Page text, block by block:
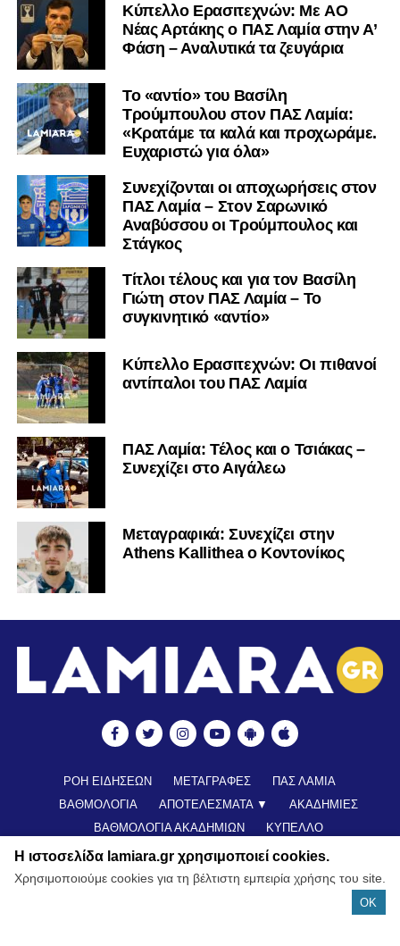
Kύπελλο Ερασιτεχνών: Με AO
Nέας Αρτάκης ο ΠΑΣ Λαμία στην Α’
Φάση – Αναλυτικά τα ζευγάρια
Το «αντίο» του Βασίλη
Τρούμπουλου στον ΠΑΣ Λαμία:
«Κρατάμε τα καλά και προχωράμε.
Ευχαριστώ για όλα»
Συνεχίζονται οι αποχωρήσεις στον
ΠΑΣ Λαμία – Στον Σαρωνικό
Αναβύσσου οι Τρούμπουλος και
Στάγκος
Τίτλοι τέλους και για τον Βασίλη
Γιώτη στον ΠΑΣ Λαμία – Το
συγκινητικό «αντίο»
Κύπελλο Ερασιτεχνών: Οι πιθανοί
αντίπαλοι του ΠΑΣ Λαμία
ΠΑΣ Λαμία: Τέλος και ο Τσιάκας –
Συνεχίζει στο Αιγάλεω
Mεταγραφικά: Συνεχίζει στην
Athens Kallithea ο Κοντονίκος
ΡΟΗ ΕΙΔΗΣΕΩΝ ΜΕΤΑΓΡΑΦΕΣ
ΠΑΣ ΛΑΜΙΑ
ΒΑΘΜΟΛΟΓΙΑ
ΑΠΟΤΕΛΕΣΜΑΤΑ ▼
ΑΚΑΔΗΜΙΕΣ
ΒΑΘΜΟΛΟΓΙΑ ΑΚΑΔΗΜΙΩΝ
ΚΥΠΕΛΛΟ
ΝΕΑ ΑΠΟ ΕΛΛΑΔΑ
FUTSAL
ΠΟΔΟΣΦΑΙΡΟ ΓΥΝΑΙΚΩΝ
ALL TIME ROSTER
LAMIA POLIS 87,7 ▶︎ ΕΠΙΚΟΙΝΩΝΊΑ
Η ιστοσελίδα lamiara.gr χρησιμοποιεί cookies.
Χρησιμοποιούμε cookies για τη βέλτιστη εμπειρία χρήσης του site.
OK